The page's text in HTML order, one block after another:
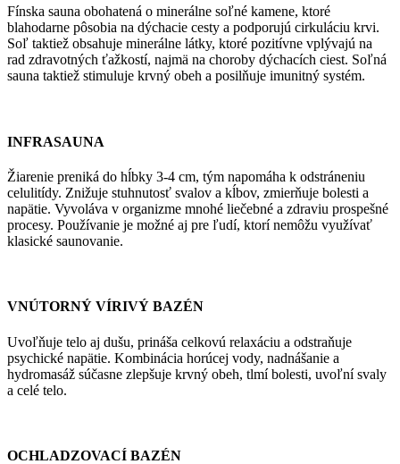
Fínska sauna obohatená o minerálne soľné kamene, ktoré
blahodarne pôsobia na dýchacie cesty a podporujú cirkuláciu krvi.
Soľ taktiež obsahuje minerálne látky, ktoré pozitívne vplývajú na
rad zdravotných ťažkostí, najmä na choroby dýchacích ciest. Soľná
sauna taktiež stimuluje krvný obeh a posilňuje imunitný systém.
INFRASAUNA
Žiarenie preniká do hĺbky 3-4 cm, tým napomáha k odstráneniu
celulitídy. Znižuje stuhnutosť svalov a kĺbov, zmierňuje bolesti a
napätie. Vyvoláva v organizme mnohé liečebné a zdraviu prospešné
procesy. Používanie je možné aj pre ľudí, ktorí nemôžu využívať
klasické saunovanie.
VNÚTORNÝ VÍRIVÝ BAZÉN
Uvoľňuje telo aj dušu, prináša celkovú relaxáciu a odstraňuje
psychické napätie. Kombinácia horúcej vody, nadnášanie a
hydromasáž súčasne zlepšuje krvný obeh, tlmí bolesti, uvoľní svaly
a celé telo.
OCHLADZOVACÍ BAZÉN